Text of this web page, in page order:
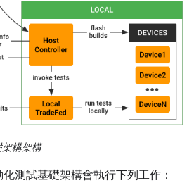
構架構
測試基礎架構會執行下列工作：